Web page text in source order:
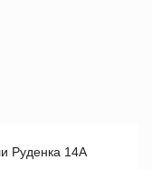
Руденка 14А